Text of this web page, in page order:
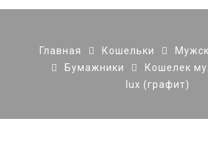
Главная Кошельки
Бумажники
Кошелек
lux (графит)